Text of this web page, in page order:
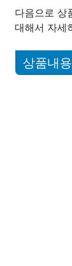
다음으로 상
대해서 자세
상품내